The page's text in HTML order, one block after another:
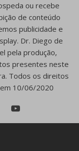
ou recebe
de conteúdo
publicidade e
Dr. Diego de
pela produção,
presentes neste
Todos os direitos
10/06/2020